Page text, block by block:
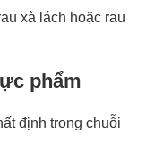
xà lách hoặc rau
phẩm
định trong chuỗi